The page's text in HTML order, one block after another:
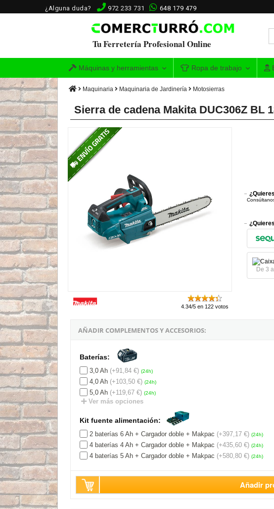
¿Alguna duda? 972 233 731 648 179 479
Tu Ferretería Profesional Online
Máquinas y herramientas Ropa de trabajo
Maquinaria Maquinaria de Jardinería Motosierras
Sierra de cadena Makita DUC306Z BL
4.34/5 en 122 votos
De 3
AÑADIR COMPLEMENTOS Y ACCESORIOS:
Baterías:
3,0 Ah (+91,84 €) (24h)
4,0 Ah (+103,50 €) (24h)
5,0 Ah (+119,67 €) (24h)
Ver más opciones
Kit fuente alimentación:
2 baterías 6 Ah + Cargador doble + Makpac (+397,17 €) (24h)
4 baterías 4 Ah + Cargador doble + Makpac (+435,60 €) (24h)
4 baterías 5 Ah + Cargador doble + Makpac (+580,80 €) (24h)
Añadir